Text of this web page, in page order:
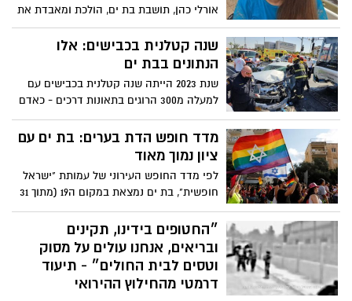
אורלי כהן, תושבת בת ים, הולכת ומאבדת את
ראייתה לחלוטין. במשך ארבעה חודשים היא
פונה למחלקת הרווחה בעיריית בת ים
בבקשה למימון הסעות למקום עבודתה - אך
הרבה ומממנת את המוניות שלי בעצמי. אני
רק רוצה להגיע בשלום לעבודה והביתה".
שנה קטלנית בכבישים: אלו
הנתונים בבת ים
שנת 2023 הייתה שנה קטלנית בכבישים עם
למעלה מ300 הרוגים בתאונות דרכים - כאדם
בכל יום בממוצע. הנתונים לא פסחו גם על בת
ים בה נפגעו 190 אנשים מתאונות דרכים
מסוגים שונים: "הנתונים מדגישים את הכשלון
הגדול של משרד התחבורה והבטיחות
בדרכים".
מדד חופש הדת בערים: בת ים עם
ציון נמוך מאוד
לפי מדד החופש העירוני של עמותת "ישראל
חופשית", בת ים נמצאת במקום ה19 (מתוך 31
ערים) בטבלה - מהנמוכות בגוש דן. בדו"ח
צוין כי העירייה לא תמכה באירועי גאווה בעיר,
לא פועלת תחבורה ציבורית בשבת והחנויות
לא עובדות בשבת.
״החטופים בידינו, תקינים
ובריאים, אנחנו עולים על מסוק
וטסים לבית החולים״ - תיעוד
דרמטי מהחילוץ ההירואי